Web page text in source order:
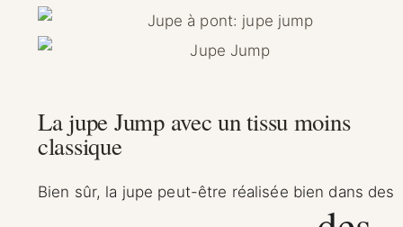
La jupe Jump avec un tissu moins
classique
Bien sûr, la jupe peut-être réalisée bien dans des